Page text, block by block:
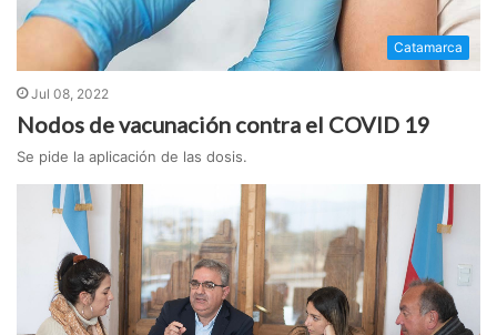
Catamarca
Jul 08, 2022
Nodos de vacunación contra el COVID 19
Se pide la aplicación de las dosis.